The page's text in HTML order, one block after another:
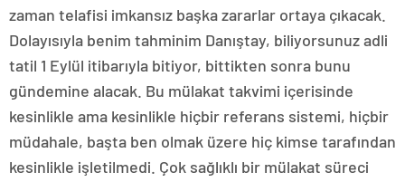
zaman telafisi imkansız başka zararlar ortaya çıkacak.
Dolayısıyla benim tahminim Danıştay, biliyorsunuz adli
tatil 1 Eylül itibarıyla bitiyor, bittikten sonra bunu
gündemine alacak. Bu mülakat takvimi içerisinde
kesinlikle ama kesinlikle hiçbir referans sistemi, hiçbir
müdahale, başta ben olmak üzere hiç kimse tarafından
kesinlikle işletilmedi. Çok sağlıklı bir mülakat süreci